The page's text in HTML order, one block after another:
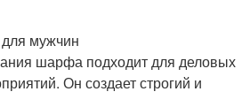
для мужчин
шарфа подходит для деловых
Он создает строгий и